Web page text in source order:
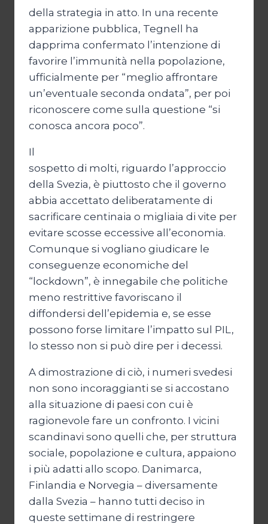
della strategia in atto. In una recente
apparizione pubblica, Tegnell ha
dapprima confermato l’intenzione di
favorire l’immunità nella popolazione,
ufficialmente per “meglio affrontare
un’eventuale seconda ondata”, per poi
riconoscere come sulla questione “si
conosca ancora poco”.
Il
sospetto di molti, riguardo l’approccio
della Svezia, è piuttosto che il governo
abbia accettato deliberatamente di
sacrificare centinaia o migliaia di vite per
evitare scosse eccessive all’economia.
Comunque si vogliano giudicare le
conseguenze economiche del
“lockdown”, è innegabile che politiche
meno restrittive favoriscano il
diffondersi dell’epidemia e, se esse
possono forse limitare l’impatto sul PIL,
lo stesso non si può dire per i decessi.
A dimostrazione di ciò, i numeri svedesi
non sono incoraggianti se si accostano
alla situazione di paesi con cui è
ragionevole fare un confronto. I vicini
scandinavi sono quelli che, per struttura
sociale, popolazione e cultura, appaiono
i più adatti allo scopo. Danimarca,
Finlandia e Norvegia – diversamente
dalla Svezia – hanno tutti deciso in
queste settimane di restringere